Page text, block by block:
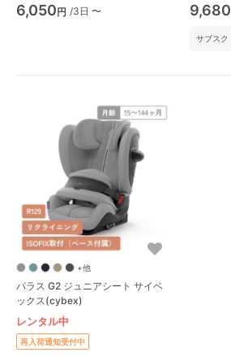
6,050円 /3日 〜 9,680
サブスク
+他
パラス G2 ジュニアシート サイベ
ックス(cybex)
レンタル中
再入荷通知受付中